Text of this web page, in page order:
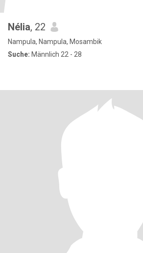
Nélia, 22
Nampula, Nampula, Mosambik
Suche: Männlich 22 - 28